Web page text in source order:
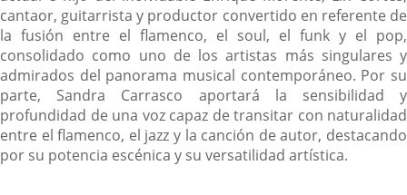
cantaor, guitarrista y productor convertido en referente de
la fusión entre el flamenco, el soul, el funk y el pop,
consolidado como uno de los artistas más singulares y
admirados del panorama musical contemporáneo. Por su
parte, Sandra Carrasco aportará la sensibilidad y
profundidad de una voz capaz de transitar con naturalidad
entre el flamenco, el jazz y la canción de autor, destacando
por su potencia escénica y su versatilidad artística.